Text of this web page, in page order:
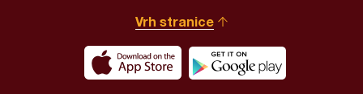
Vrh stranice